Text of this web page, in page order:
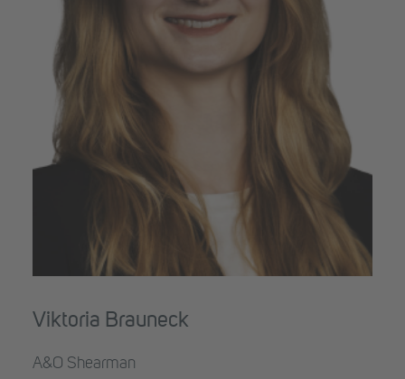
Viktoria Brauneck
A&O Shearman